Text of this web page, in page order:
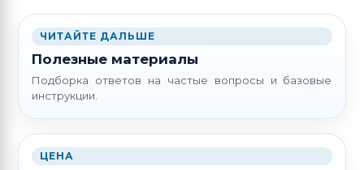
ЧИТАЙТЕ ДАЛЬШЕ
Полезные материалы
Подборка ответов на частые вопросы и базовые
инструкции.
ЦЕНА